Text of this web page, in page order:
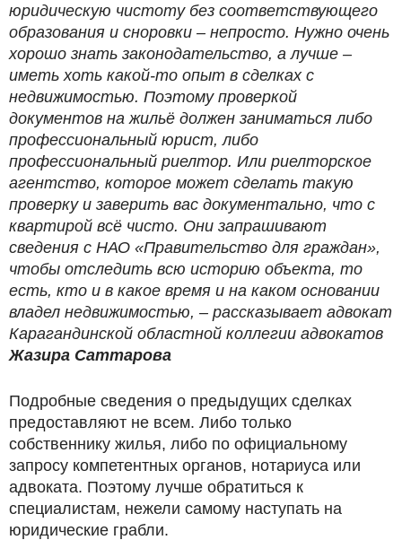
юридическую чистоту без соответствующего
образования и сноровки – непросто. Нужно очень
хорошо знать законодательство, а лучше –
иметь хоть какой-то опыт в сделках с
недвижимостью. Поэтому проверкой
документов на жильё должен заниматься либо
профессиональный юрист, либо
профессиональный риелтор. Или риелторское
агентство, которое может сделать такую
проверку и заверить вас документально, что с
квартирой всё чисто. Они запрашивают
сведения с НАО «Правительство для граждан»,
чтобы отследить всю историю объекта, то
есть, кто и в какое время и на каком основании
владел недвижимостью, – рассказывает адвокат
Карагандинской областной коллегии адвокатов
Жазира Саттарова
Подробные сведения о предыдущих сделках
предоставляют не всем. Либо только
собственнику жилья, либо по официальному
запросу компетентных органов, нотариуса или
адвоката. Поэтому лучше обратиться к
специалистам, нежели самому наступать на
юридические грабли.